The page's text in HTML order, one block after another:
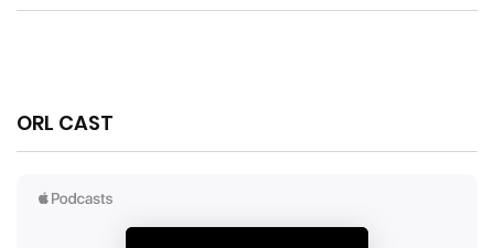
ORL CAST